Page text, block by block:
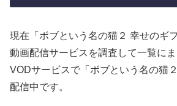
現在「ボブという名の猫２ 幸せのギ
動画配信サービスを調査して一覧に
VODサービスで「ボブという名の猫
配信中です。